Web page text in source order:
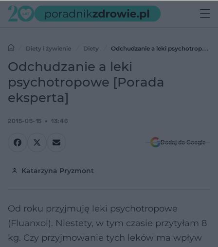
Diety i żywienie Diety
Odchudzanie a leki psychotropowe
[Porada eksperta]
Odchudzanie a leki
psychotropowe [Porada
eksperta]
2015-05-15 13:46
Dodaj do Google
Katarzyna Pryzmont
Od roku przyjmuję leki psychotropowe
(Fluanxol). Niestety, w tym czasie przytyłam 8
kg. Czy przyjmowanie tych leków ma wpływ